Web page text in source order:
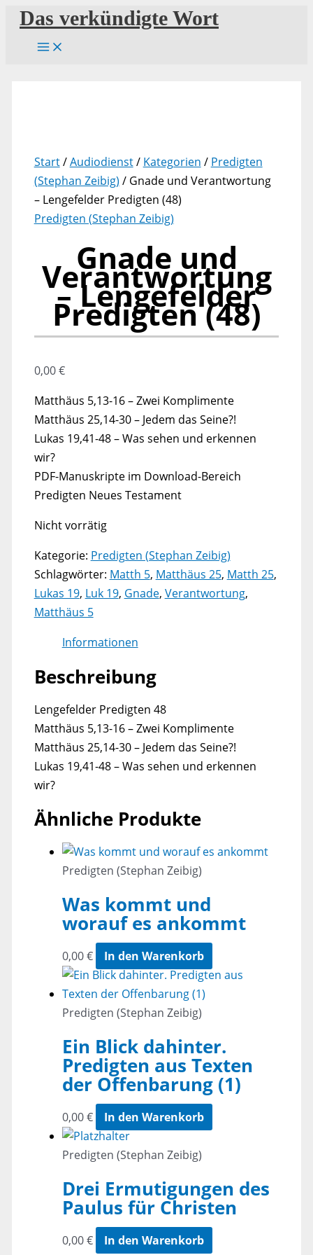
Zum
Inhalt
springen
Das verkündigte Wort
Start/Audiodienst/ Kategorien / Predigten
(Stephan Zeibig) / Gnade und Verantwortung
– Lengefelder Predigten (48)
Predigten (Stephan Zeibig)
Gnade und
Verantwortung
– Lengefelder
Predigten (48)
0,00€
Matthäus 5,13-16 – Zwei Komplimente
Matthäus 25,14-30 – Jedem das Seine?!
Lukas 19,41-48 – Was sehen und erkennen
wir?
PDF-Manuskripte im Download-Bereich
Predigten Neues Testament
Nicht vorrätig
Kategorie: Predigten (Stephan Zeibig)
Schlagwörter: Matth 5, Matthäus 25, Matth 25,
Lukas 19, Luk 19, Gnade, Verantwortung,
Matthäus 5
Informationen
Beschreibung
Lengefelder Predigten 48
Matthäus 5,13-16 – Zwei Komplimente
Matthäus 25,14-30 – Jedem das Seine?!
Lukas 19,41-48 – Was sehen und erkennen
wir?
Ähnliche Produkte
Predigten (Stephan Zeibig)
Was kommt und
worauf es ankommt
0,00€ In den Warenkorb
Predigten (Stephan Zeibig)
Ein Blick dahinter.
Predigten aus Texten
der Offenbarung (1)
0,00€ In den Warenkorb
Predigten (Stephan Zeibig)
Drei Ermutigungen des
Paulus für Christen
0,00€ In den Warenkorb